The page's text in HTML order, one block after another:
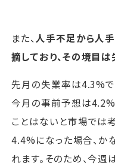
また、 人手不足から人
摘しており、その境目
先月の失業率は4.3%で
今月の事前予想は
ことはないと市場では
4.4%になった場合、か
れます。そのため、今